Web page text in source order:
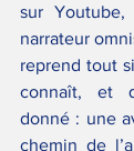
sur
narrateur
reprend tout
connaît, et
donné : une
chemin de